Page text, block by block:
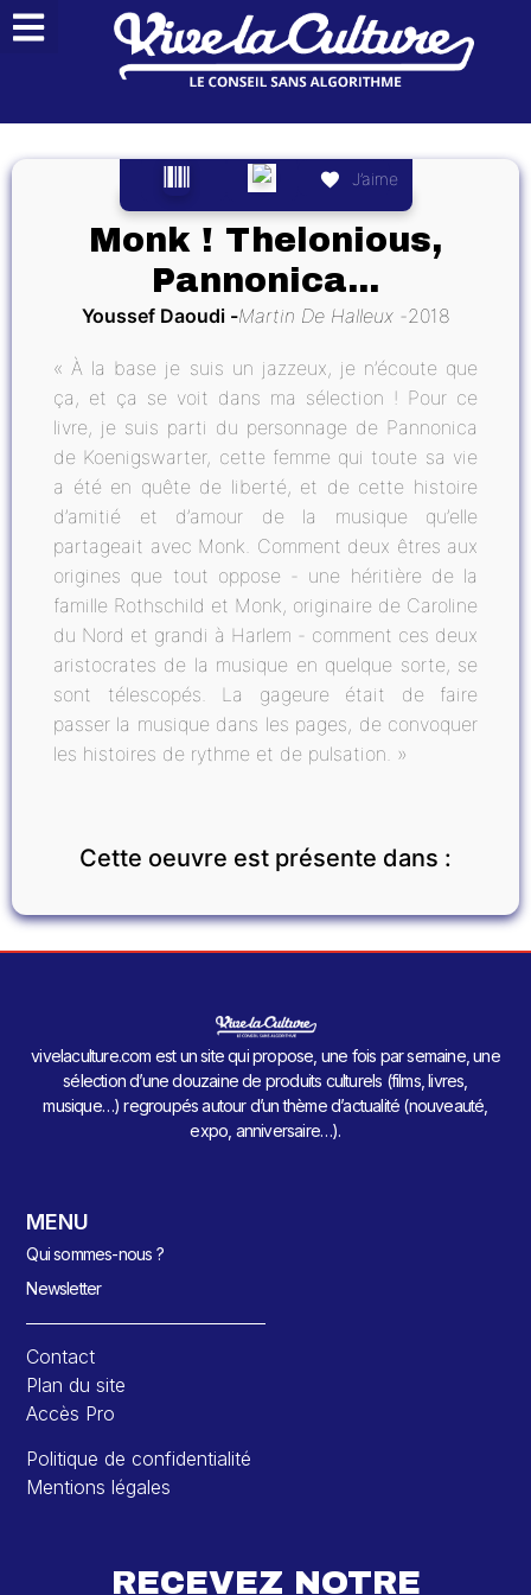
J’aime
Monk ! Thelonious,
Pannonica...
Youssef Daoudi Martin De Halleux 2018
« À la base je suis un jazzeux, je n’écoute que
ça, et ça se voit dans ma sélection ! Pour ce
livre, je suis parti du personnage de Pannonica
de Koenigswarter, cette femme qui toute sa vie
a été en quête de liberté, et de cette histoire
d’amitié et d’amour de la musique qu’elle
partageait avec Monk. Comment deux êtres aux
origines que tout oppose - une héritière de la
famille Rothschild et Monk, originaire de Caroline
du Nord et grandi à Harlem - comment ces deux
aristocrates de la musique en quelque sorte, se
sont télescopés. La gageure était de faire
passer la musique dans les pages, de convoquer
les histoires de rythme et de pulsation. »
Cette oeuvre est présente dans :
vivelaculture.com est un site qui propose, une fois par semaine, une
sélection d’une douzaine de produits culturels (films, livres,
musique…) regroupés autour d’un thème d’actualité (nouveauté,
expo, anniversaire…).
MENU
Qui sommes-nous ?
Newsletter
Contact
Plan du site
Accès Pro
Politique de confidentialité
Mentions légales
RECEVEZ NOTRE